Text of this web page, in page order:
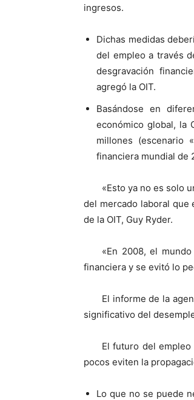
ingresos.
Dichas medidas
del empleo a través
desgravación
agregó la OIT.
Basándose en
económico global, la
millones (escenario
financiera mundial de
«Esto ya no es solo
del mercado laboral que
de la OIT, Guy Ryder.
«En 2008, el
financiera y se evitó lo
El informe de la
significativo del
El futuro del
pocos eviten la
Lo que no se puede